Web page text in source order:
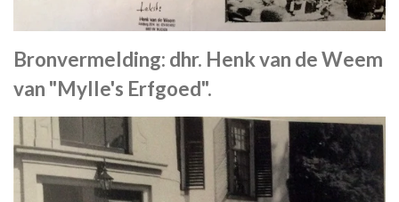
Bronvermelding: dhr. Henk van de Weem
van "Mylle's Erfgoed".